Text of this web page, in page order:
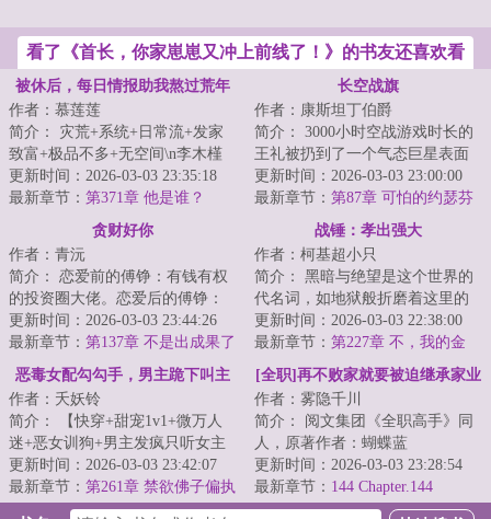
看了《首长，你家崽崽又冲上前线了！》的书友还喜欢看
被休后，每日情报助我熬过荒年
作者：慕莲莲
简介： 灾荒+系统+日常流+发家
致富+极品不多+无空间\n李木槿
在末世挣扎求生了一年，死于饥...
更新时间：2026-03-03 23:35:18
最新章节： 第371章 他是谁？
长空战旗
作者：康斯坦丁伯爵
简介： 3000小时空战游戏时长的
王礼被扔到了一个气态巨星表面
的世界，这是个所有人都生活在
飞...
更新时间：2026-03-03 23:00:00
最新章节： 第87章 可怕的约瑟芬
（求月票）
贪财好你
作者：青沅
简介： 恋爱前的傅铮：有钱有权
的投资圈大佬。恋爱后的傅铮：
怒撒千金只为博心上人开心。
更新时间：2026-03-03 23:44:26
最新章节： 第137章 不是出成果了
吗
战锤：孝出强大
作者：柯基超小只
简介： 黑暗与绝望是这个世界的
代名词，如地狱般折磨着这里的
每一个生命，但这一次，命运却
开了个...
更新时间：2026-03-03 22:38:00
最新章节： 第227章 不，我的金
子！
恶毒女配勾勾手，男主跪下叫主
作者：夭妖铃
简介： 【快穿+甜宠1v1+微万人
迷+恶女训狗+男主发疯只听女主
话+雄竞修罗场+一见钟情HE...
更新时间：2026-03-03 23:42:07
最新章节： 第261章 禁欲佛子偏执
溺宠娇弱妹妹（55）
[全职]再不败家就要被迫继承家业
的我决定买下嘉世
作者：雾隐千川
简介： 阅文集团《全职高手》同
人，原著作者：蝴蝶蓝
更新时间：2026-03-03 23:28:54
最新章节： 144 Chapter.144